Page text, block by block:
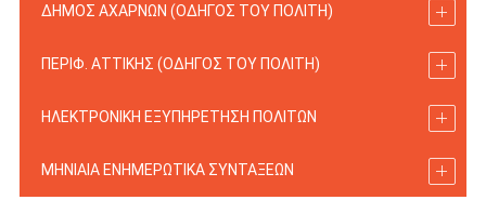
ΔΗΜΟΣ ΑΧΑΡΝΩΝ (ΟΔΗΓΟΣ TOY ΠΟΛΙΤΗ)
ΠΕΡΙΦ. ΑΤΤΙΚΗΣ (ΟΔΗΓΟΣ TOY ΠΟΛΙΤΗ)
ΗΛΕΚΤΡΟΝΙΚΗ ΕΞΥΠΗΡΕΤΗΣΗ ΠΟΛΙΤΩΝ
ΜΗΝΙΑΙΑ ΕΝΗΜΕΡΩΤΙΚΑ ΣΥΝΤΑΞΕΩΝ